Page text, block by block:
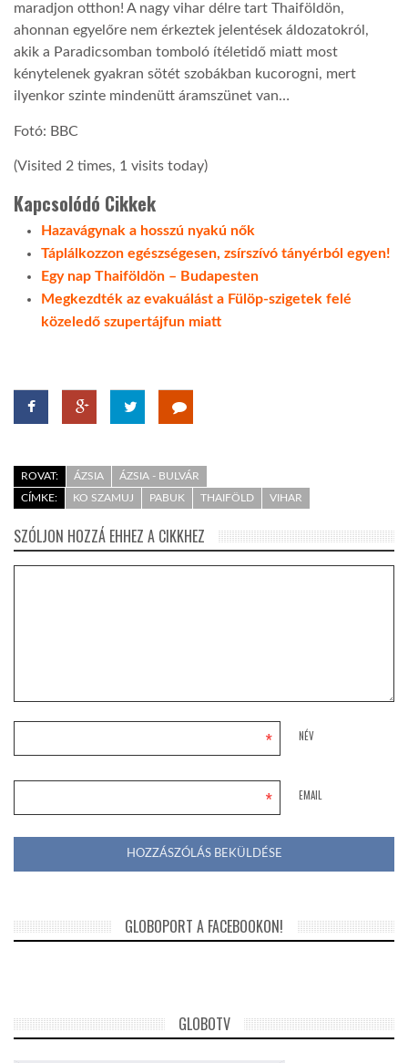
A NAP SZÉPE
GLOBOZSARU
DOBRAVERO.HU
LATIMO.HU
maradjon otthon! A nagy vihar délre tart Thaiföldön,
ahonnan egyelőre nem érkeztek jelentések áldozatokról,
akik a Paradicsomban tomboló ítéletidő miatt most
kénytelenek gyakran sötét szobákban kucorogni, mert
ilyenkor szinte mindenütt áramszünet van…
Fotó: BBC
(Visited 2 times, 1 visits today)
Kapcsolódó Cikkek
Hazavágynak a hosszú nyakú nők
Táplálkozzon egészségesen, zsírszívó tányérból egyen!
Egy nap Thaiföldön – Budapesten
Megkezdték az evakuálást a Fülöp-szigetek felé
közeledő szupertájfun miatt
ROVAT: ÁZSIA
ÁZSIA - BULVÁR
CÍMKE:
KO SZAMUJ PABUK THAIFÖLD VIHAR
SZÓLJON HOZZÁ EHHEZ A CIKKHEZ
NÉV
*
EMAIL
*
GLOBOPORT A FACEBOOKON!
GLOBOTV